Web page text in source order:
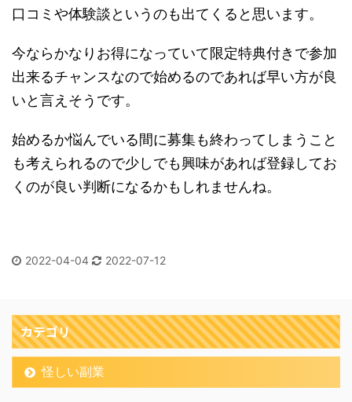
口コミや体験談というのも出てくると思います。
今ならかなりお得になっていて限定特典付きで参加
出来るチャンスなので始めるのであれば早い方が良
いと言えそうです。
始めるか悩んでいる間に募集も終わってしまうこと
も考えられるので少しでも興味があれば登録してお
くのが良い判断になるかもしれませんね。
2022-04-04 2022-07-12
カテゴリ
怪しい副業